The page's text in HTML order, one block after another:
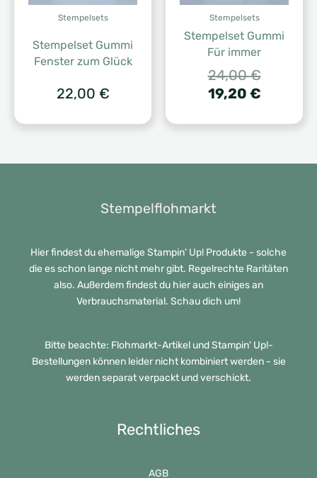
Stempelsets
Stempelset Gummi
Fenster zum Glück
22,00 €
Stempelsets
Stempelset Gummi
Für immer
24,00€
Preis
24,00 €
19,20 €
ist:
Stempelflohmarkt
Hier findest du ehemalige Stampin' Up! Produkte - solche
die es schon lange nicht mehr gibt. Regelrechte Raritäten
also. Außerdem findest du hier auch einiges an
Verbrauchsmaterial. Schau dich um!
Bitte beachte: Flohmarkt-Artikel und Stampin' Up!-
Bestellungen können leider nicht kombiniert werden - sie
werden separat verpackt und verschickt.
Rechtliches
AGB